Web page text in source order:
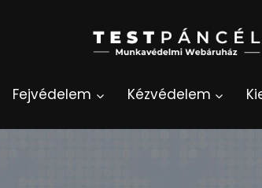
Fejvédelem Kézvédelem